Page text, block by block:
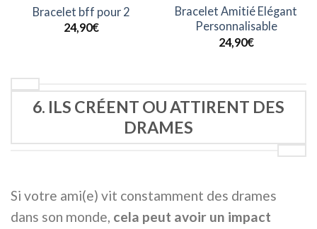
Bracelet bff pour 2
24,90€
Bracelet Amitié Elégant
Personnalisable
24,90€
6. ILS CRÉENT OU ATTIRENT DES
DRAMES
Si votre ami(e) vit constamment des drames
dans son monde, cela peut avoir un impact